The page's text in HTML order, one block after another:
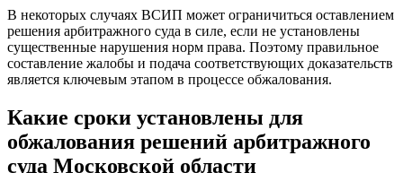
В некоторых случаях ВСИП может ограничиться оставлением
решения арбитражного суда в силе, если не установлены
существенные нарушения норм права. Поэтому правильное
составление жалобы и подача соответствующих доказательств
является ключевым этапом в процессе обжалования.
Какие сроки установлены для
обжалования решений арбитражного
суда Московской области